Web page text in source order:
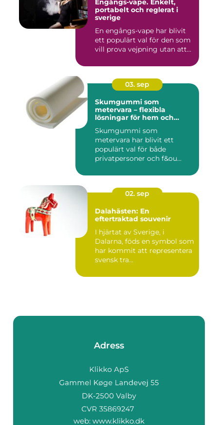
Engångs-vape. Enkelt,
portabelt och reglerat i
sverige
En engångs-vape har blivit
ett populärt val för den som
vill prova vejpning utan att...
03. sep
Skumgummi som
metervara – flexibla
lösningar för hem och
Skumgummi som
metervara har blivit ett
populärt val för både
privatpersoner och f&ou...
02. sep
Dalahästen: En
eftertraktad souvenir
I hjärtat av Sverige, i
Dalarna, föds en symbol som
har kommit att representera
svensk tra...
Adress
web: www.klikko.dk